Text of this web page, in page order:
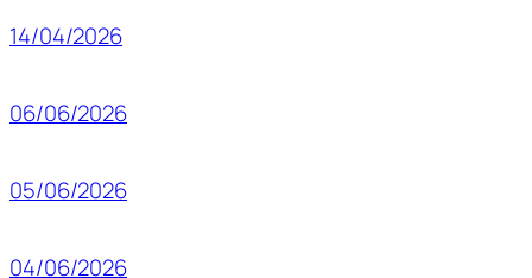
14/04/2026
06/06/2026
05/06/2026
04/06/2026